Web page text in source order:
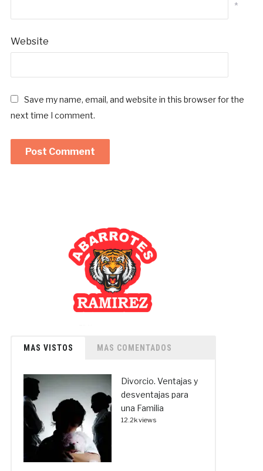
*
Website
Save my name, email, and website in this browser for the
next time I comment.
MAS VISTOS MAS COMENTADOS
Divorcio. Ventajas y
desventajas para
una Familia
12.2k views